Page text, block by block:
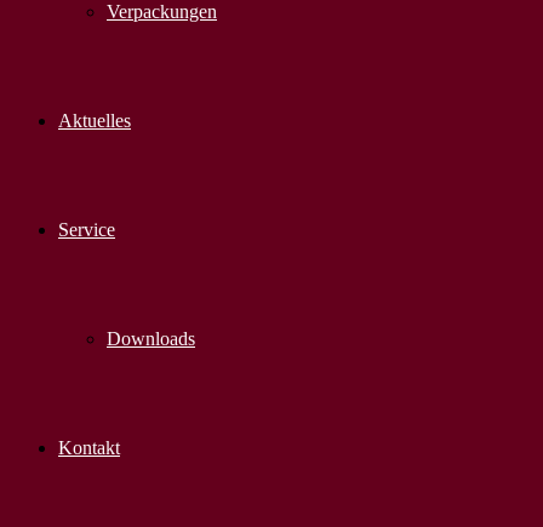
Verpackungen
Aktuelles
Service
Downloads
Kontakt